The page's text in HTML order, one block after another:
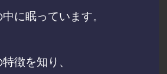
に眠っています。
徴を知り、